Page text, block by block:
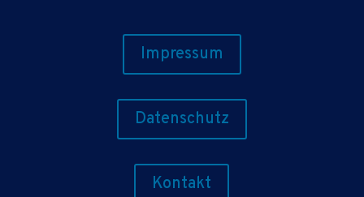
Impressum
Datenschutz
Kontakt